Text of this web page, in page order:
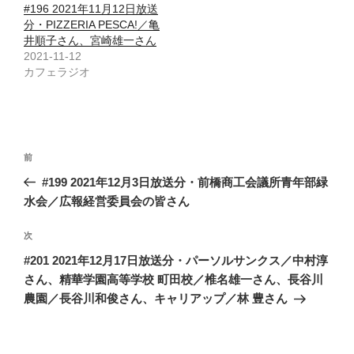
#196 2021年11月12日放送
分・PIZZERIA PESCA!／亀
井順子さん、宮崎雄一さん
2021-11-12
カフェラジオ
投
ナ
ゲ
ー
シ
ョ
前
の
投
前
#199 2021年12月3日放送分・前橋商工会議所青年部緑
水会／広報経営委員会の皆さん
次
の
投
稿
次
#201 2021年12月17日放送分・パーソルサンクス／中村淳
さん、精華学園高等学校 町田校／椎名雄一さん、長谷川
農園／長谷川和俊さん、キャリアップ／林 豊さん